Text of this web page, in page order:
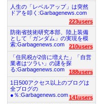
人生の「レベルアップ」は突然
ドアを叩く:Garbagenews.com
223users
防衛省技術研究本部、陸上装備
として「ガンダム」の実現を模
索:Garbagenews.com
210users
「住民税が2倍に増えた」「自営
業者はツラい」の謎を探
る:Garbagenews.com
188users
1日500アクセス以上のブログは
全ブログの
●％:Garbagenews.com 141users